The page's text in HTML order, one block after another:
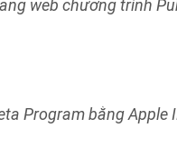
web chương trình
Program bằng Apple